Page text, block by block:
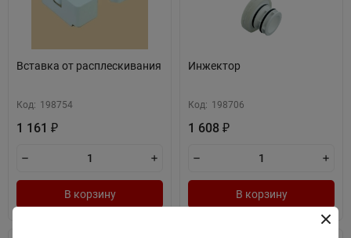
Вставка от расплескивания
Код: 198754
1 161 ₽
В корзину
Инжектор
Код: 198706
1 608 ₽
В корзину